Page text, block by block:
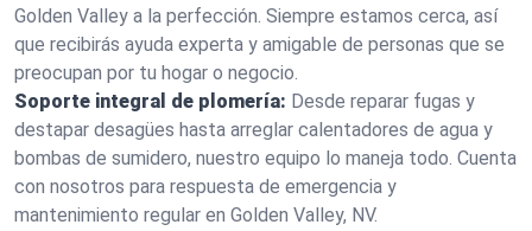
Golden Valley a la perfección. Siempre estamos cerca, así
que recibirás ayuda experta y amigable de personas que se
preocupan por tu hogar o negocio.
Soporte integral de plomería: Desde reparar fugas y
destapar desagües hasta arreglar calentadores de agua y
bombas de sumidero, nuestro equipo lo maneja todo. Cuenta
con nosotros para respuesta de emergencia y
mantenimiento regular en Golden Valley, NV.